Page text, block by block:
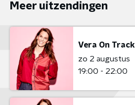
Meer uitzendingen
Vera On Track
zo 2 augustus
19:00 - 22:00